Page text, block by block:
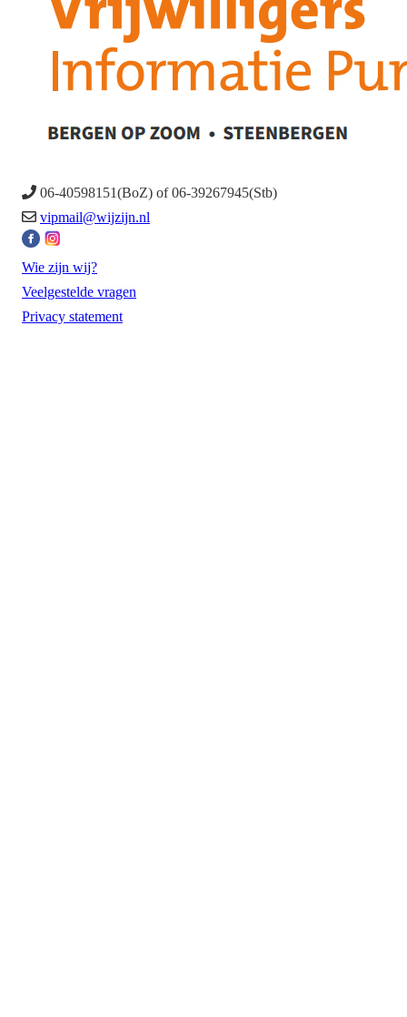
06-40598151(BoZ) of 06-39267945(Stb)
vipmail@wijzijn.nl
Wie zijn wij?
Veelgestelde vragen
Privacy statement